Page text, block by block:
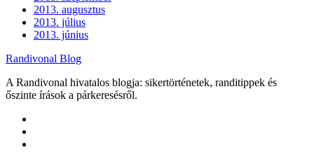
2013. augusztus
2013. július
2013. június
Randivonal Blog
A Randivonal hivatalos blogja: sikertörténetek, randitippek és
őszinte írások a párkeresésről.